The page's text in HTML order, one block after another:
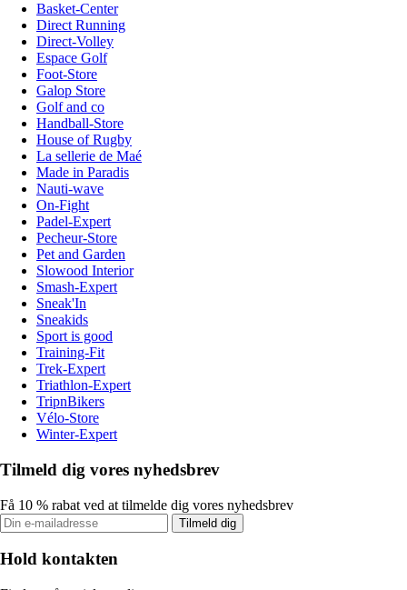
Basket-Center
Direct Running
Direct-Volley
Espace Golf
Foot-Store
Galop Store
Golf and co
Handball-Store
House of Rugby
La sellerie de Maé
Made in Paradis
Nauti-wave
On-Fight
Padel-Expert
Pecheur-Store
Pet and Garden
Slowood Interior
Smash-Expert
Sneak'In
Sneakids
Sport is good
Training-Fit
Trek-Expert
Triathlon-Expert
TripnBikers
Vélo-Store
Winter-Expert
Tilmeld dig vores nyhedsbrev
Få 10 % rabat ved at tilmelde dig vores nyhedsbrev
Tilmeld dig
Hold kontakten